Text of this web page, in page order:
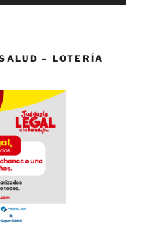
– LOTERÍA